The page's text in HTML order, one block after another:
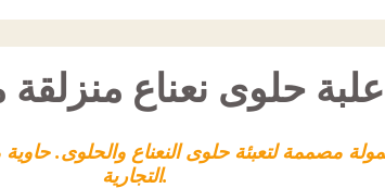
علبة حلوى نعناع
مصممة لتعبئة حلوى النعناع والحلوى.
التجارية.